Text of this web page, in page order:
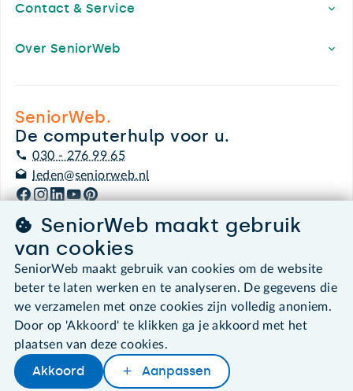
Later lezenDelenWoordenboek
Contact & Service
Over SeniorWeb
SeniorWeb.
De computerhulp voor u.
030 - 276 99 65
leden@seniorweb.nl
©2026 SeniorWeb
Algemene voorwaarden
Disclaimer
Privacybeleid
About SeniorWeb
SeniorWeb maakt gebruik
van cookies
SeniorWeb maakt gebruik van cookies om de website
beter te laten werken en te analyseren. De gegevens die
we verzamelen met onze cookies zijn volledig anoniem.
Door op 'Akkoord' te klikken ga je akkoord met het
plaatsen van deze cookies.
Akkoord Aanpassen